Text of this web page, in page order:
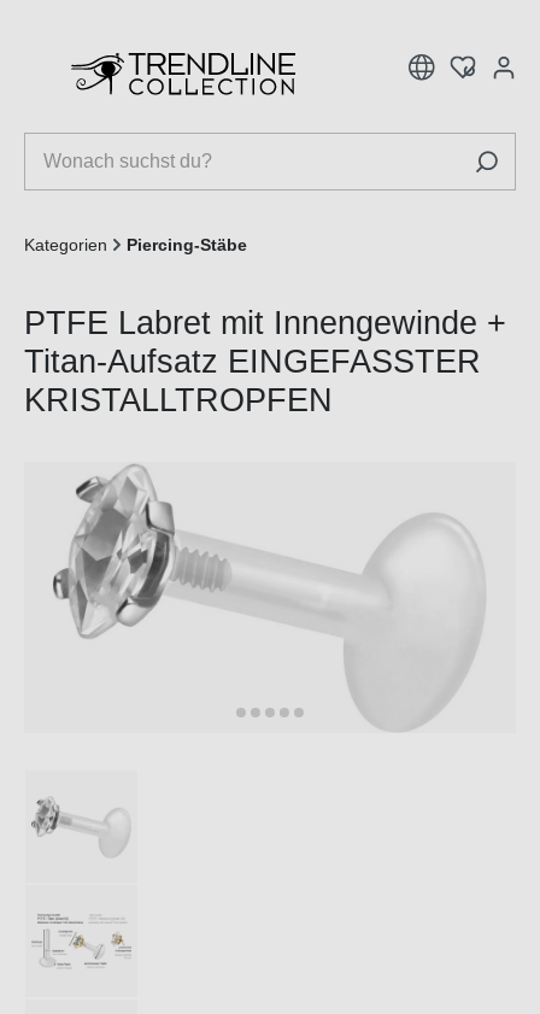
Kategorien Piercing-Stäbe
PTFE Labret mit Innengewinde +
Titan-Aufsatz EINGEFASSTER
KRISTALLTROPFEN